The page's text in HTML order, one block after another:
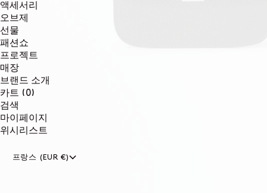
액세서리
오브제
선물
패션쇼
프로젝트
매장
브랜드 소개
카트 (0)
검색
마이페이지
위시리스트
프랑스 (EUR €)